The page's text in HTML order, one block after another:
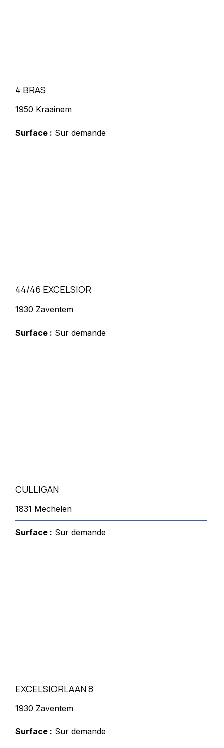
4 BRAS
1950 Kraainem
Surface : Sur demande
44/46 EXCELSIOR
1930 Zaventem
Surface : Sur demande
CULLIGAN
1831 Mechelen
Surface : Sur demande
EXCELSIORLAAN 8
1930 Zaventem
Surface : Sur demande